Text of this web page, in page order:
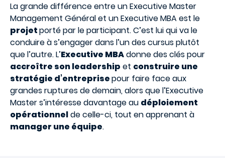
La grande différence entre un Executive Master
Management Général et un Executive MBA est le
projetporté par le participant. C’est lui qui va le
conduire à s’engager dans l’un des cursus plutôt
que l’autre. L’Executive MBAdonne des clés pour
accroître son leadership et construire une
stratégie d’entreprisepour faire face aux
grandes ruptures de demain, alors que l’Executive
Master s’intéresse davantage au déploiement
opérationnelde celle-ci, tout en apprenant à
manager une équipe.